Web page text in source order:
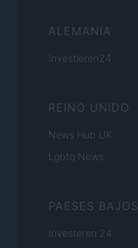
ALEMANIA
Investieren24
REINO UNIDO
News Hub UK
Lgbtq News
PAESES BAJOS
Investeren 24